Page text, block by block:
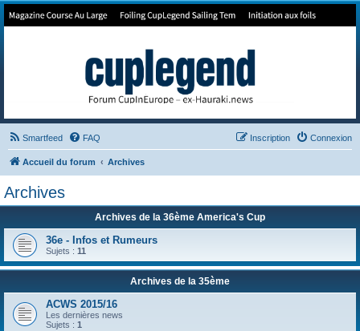
Forum de Cup In Europe
Smartfeed FAQ Connexion
Inscription
Accueil du forum Archives
Archives
Archives de la 36ème America's Cup
36e - Infos et Rumeurs
Sujets : 11
Archives de la 35ème
ACWS 2015/16
Les dernières news
Sujets : 1